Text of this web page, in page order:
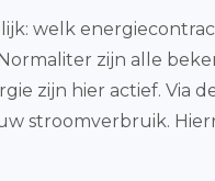
welk
zijn alle
zijn hier actief. Via
stroomverbruik.